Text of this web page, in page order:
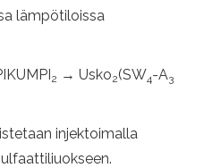
lämpötiloissa
2 → Usko2(SW4-A3
injektoimalla